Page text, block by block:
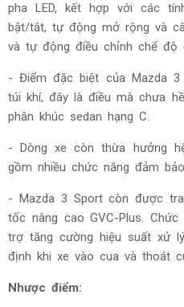
pha LED, kết hợp với các
bật/tắt, tự động mở rộng và
và tự động điều chỉnh chế độ
- Điểm đặc biệt của Mazda
túi khí, đây là điều mà chưa
phân khúc sedan hạng C.
- Dòng xe còn thừa hưởng
gồm nhiều chức năng đảm
- Mazda 3 Sport còn được
tốc nâng cao GVC-Plus.
trợ tăng cường hiệu suất xử
định khi xe vào cua và thoát
Nhược điểm: